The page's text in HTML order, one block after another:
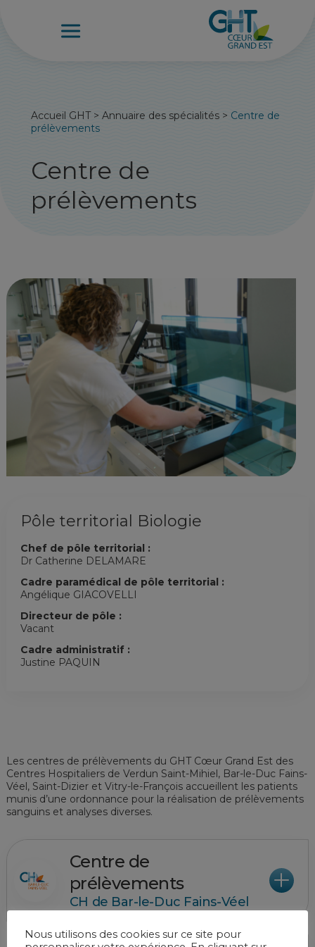
Accueil GHT>Annuaire des spécialités > Centre de
prélèvements
Centre de
prélèvements
Pôle territorial Biologie
Chef de pôle territorial :
Dr Catherine DELAMARE
Cadre paramédical de pôle territorial :
Angélique GIACOVELLI
Directeur de pôle :
Vacant
Cadre administratif :
Justine PAQUIN
Les centres de prélèvements du GHT Cœur Grand Est des
Centres Hospitaliers de Verdun Saint-Mihiel, Bar-le-Duc Fains-
Véel, Saint-Dizier et Vitry-le-François accueillent les patients
munis d’une ordonnance pour la réalisation de prélèvements
sanguins et analyses diverses.
Centre de
prélèvements
CH de Bar-le-Duc Fains-Véel
Nous utilisons des cookies sur ce site pour